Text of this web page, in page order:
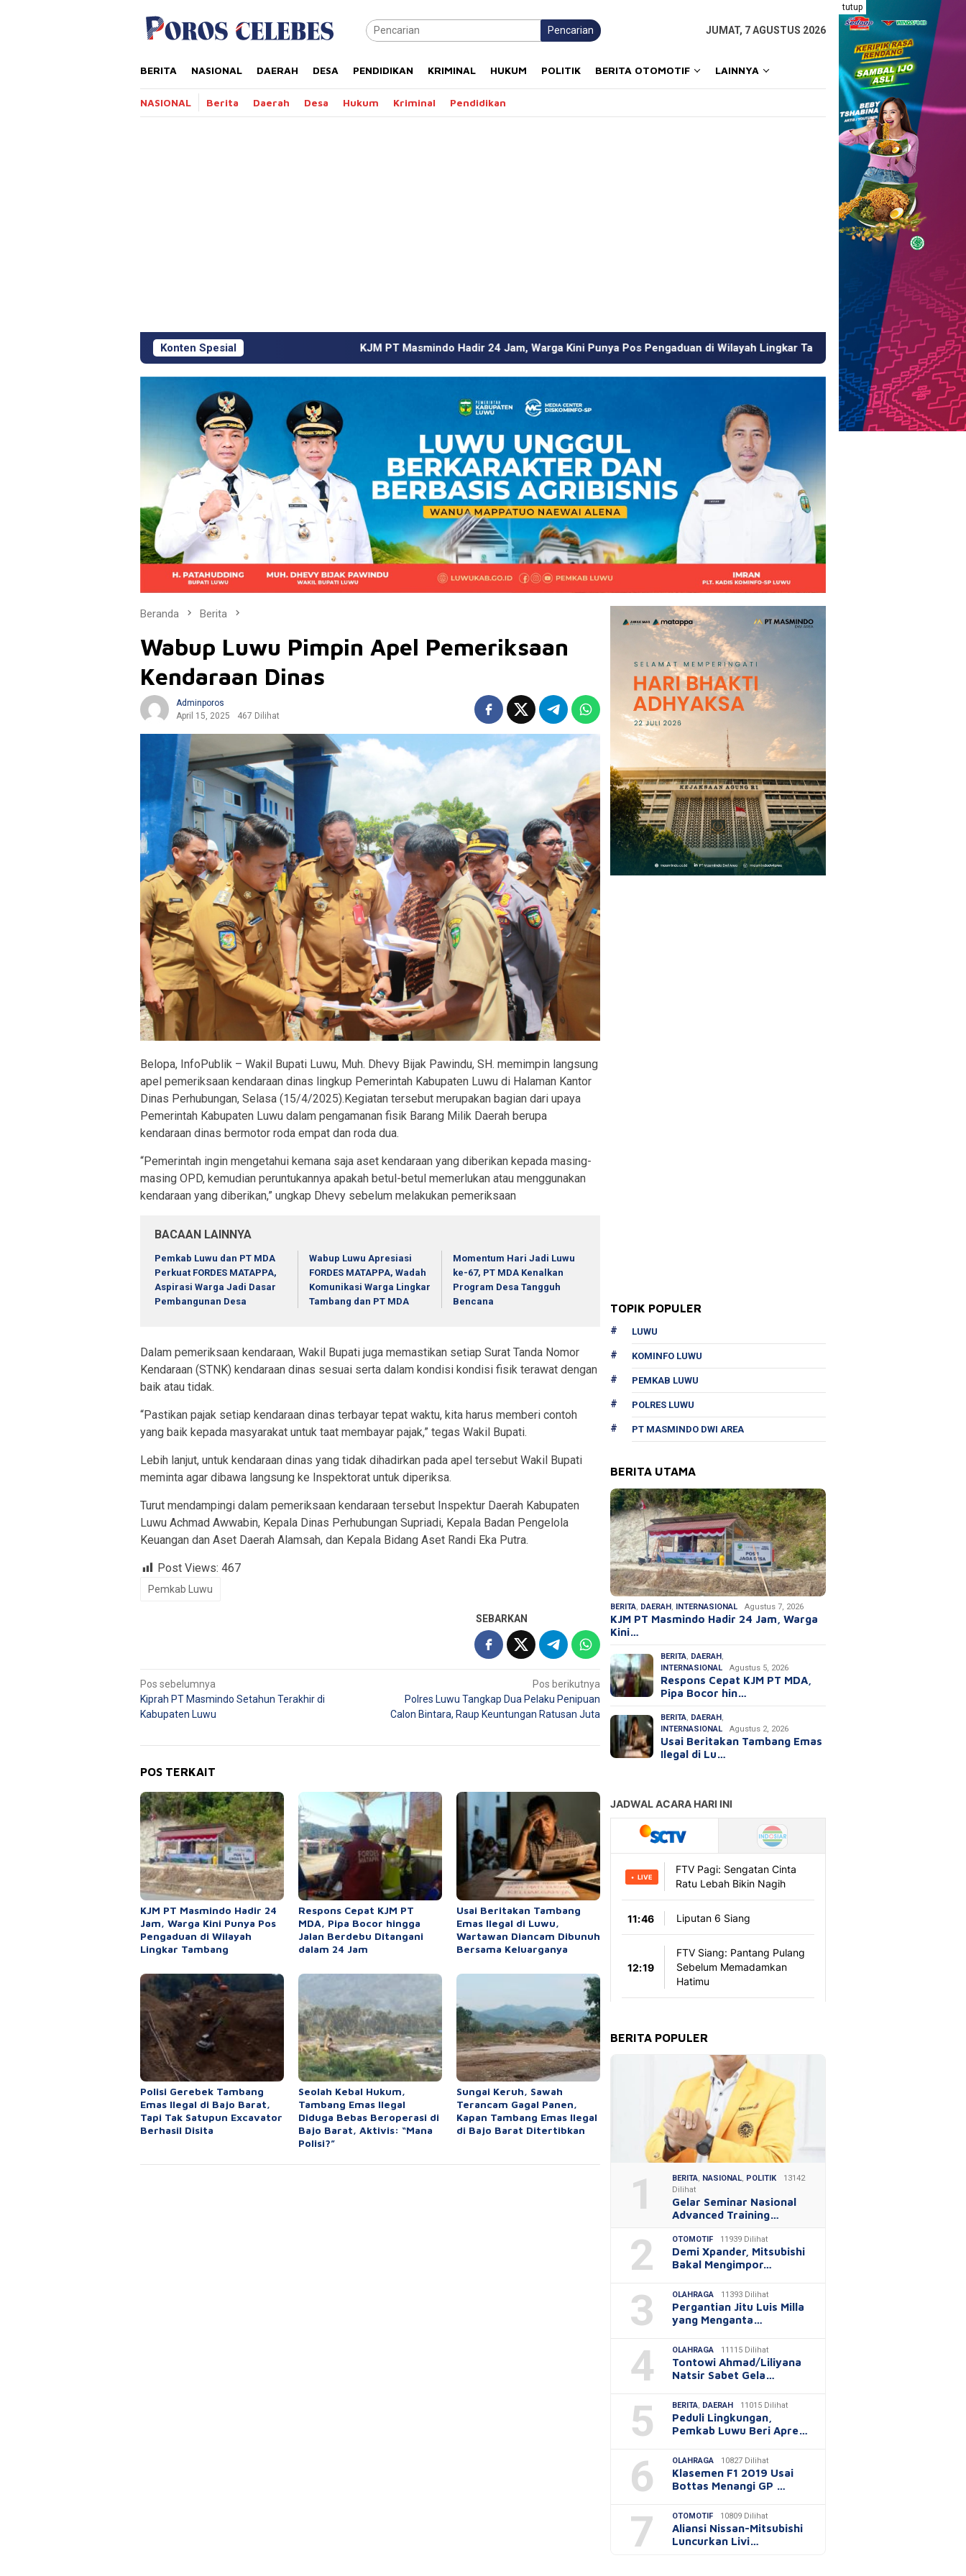
tutup
Pencarian JUMAT, 7 AGUSTUS 2026
BERITA NASIONAL DAERAH DESA PENDIDIKAN KRIMINAL HUKUM POLITIK BERITA OTOMOTIF LAINNYA
NASIONAL Berita Daerah Desa Hukum Kriminal Pendidikan
Konten SpesialKJM PT Masmindo Hadir 24 Jam, Warga Kini Punya Pos Pengaduan di Wilayah Lingkar Tambang Respons Cepat KJM PT MDA, Pipa
Beranda Berita
Wabup Luwu Pimpin Apel Pemeriksaan
Kendaraan Dinas
Adminporos
April 15, 2025
467 Dilihat
Belopa, InfoPublik – Wakil Bupati Luwu, Muh. Dhevy Bijak Pawindu, SH. memimpin langsung
apel pemeriksaan kendaraan dinas lingkup Pemerintah Kabupaten Luwu di Halaman Kantor
Dinas Perhubungan, Selasa (15/4/2025).Kegiatan tersebut merupakan bagian dari upaya
Pemerintah Kabupaten Luwu dalam pengamanan fisik Barang Milik Daerah berupa
kendaraan dinas bermotor roda empat dan roda dua.
“Pemerintah ingin mengetahui kemana saja aset kendaraan yang diberikan kepada masing-
masing OPD, kemudian peruntukannya apakah betul-betul memerlukan atau menggunakan
kendaraan yang diberikan,” ungkap Dhevy sebelum melakukan pemeriksaan
BACAAN LAINNYA
Pemkab Luwu dan PT MDA
Perkuat FORDES MATAPPA,
Aspirasi Warga Jadi Dasar
Pembangunan Desa
Wabup Luwu Apresiasi
FORDES MATAPPA, Wadah
Komunikasi Warga Lingkar
Tambang dan PT MDA
Momentum Hari Jadi Luwu
ke-67, PT MDA Kenalkan
Program Desa Tangguh
Bencana
Dalam pemeriksaan kendaraan, Wakil Bupati juga memastikan setiap Surat Tanda Nomor
Kendaraan (STNK) kendaraan dinas sesuai serta dalam kondisi kondisi fisik terawat dengan
baik atau tidak.
“Pastikan pajak setiap kendaraan dinas terbayar tepat waktu, kita harus memberi contoh
yang baik kepada masyarakat untuk taat membayar pajak,” tegas Wakil Bupati.
Lebih lanjut, untuk kendaraan dinas yang tidak dihadirkan pada apel tersebut Wakil Bupati
meminta agar dibawa langsung ke Inspektorat untuk diperiksa.
Turut mendampingi dalam pemeriksaan kendaraan tersebut Inspektur Daerah Kabupaten
Luwu Achmad Awwabin, Kepala Dinas Perhubungan Supriadi, Kepala Badan Pengelola
Keuangan dan Aset Daerah Alamsah, dan Kepala Bidang Aset Randi Eka Putra.
Post Views: 467
Pemkab Luwu
SEBARKAN
Navigasi
pos
Pos sebelumnya
Kiprah PT Masmindo Setahun Terakhir di
Kabupaten Luwu
Pos berikutnya
Polres Luwu Tangkap Dua Pelaku Penipuan
Calon Bintara, Raup Keuntungan Ratusan Juta
POS TERKAIT
KJM PT Masmindo Hadir 24
Jam, Warga Kini Punya Pos
Pengaduan di Wilayah
Lingkar Tambang
Respons Cepat KJM PT
MDA, Pipa Bocor hingga
Jalan Berdebu Ditangani
dalam 24 Jam
Usai Beritakan Tambang
Emas Ilegal di Luwu,
Wartawan Diancam Dibunuh
Bersama Keluarganya
Polisi Gerebek Tambang
Emas Ilegal di Bajo Barat,
Tapi Tak Satupun Excavator
Berhasil Disita
Seolah Kebal Hukum,
Tambang Emas Ilegal
Diduga Bebas Beroperasi di
Bajo Barat, Aktivis: “Mana
Polisi?”
Sungai Keruh, Sawah
Terancam Gagal Panen,
Kapan Tambang Emas Ilegal
di Bajo Barat Ditertibkan
TOPIK POPULER
LUWU
KOMINFO LUWU
PEMKAB LUWU
POLRES LUWU
PT MASMINDO DWI AREA
BERITA UTAMA
BERITA, DAERAH, INTERNASIONAL Agustus 7, 2026
KJM PT Masmindo Hadir 24 Jam, Warga
Kini…
BERITA, DAERAH,
INTERNASIONAL
Agustus 5, 2026
Respons Cepat KJM PT MDA,
Pipa Bocor hin…
BERITA, DAERAH,
INTERNASIONAL
Agustus 2, 2026
Usai Beritakan Tambang Emas
Ilegal di Lu…
BERITA POPULER
1 BERITA NASIONAL POLITIK
13142
Dilihat
Gelar Seminar Nasional
Advanced Training…
2 OTOMOTIF 11939 Dilihat
Demi Xpander, Mitsubishi
Bakal Mengimpor…
3 OLAHRAGA 11393 Dilihat
Pergantian Jitu Luis Milla
yang Menganta…
4 OLAHRAGA 11115 Dilihat
Tontowi Ahmad/Liliyana
Natsir Sabet Gela…
5 BERITA DAERAH 11015 Dilihat
Peduli Lingkungan,
Pemkab Luwu Beri Apre…
6 OLAHRAGA 10827 Dilihat
Klasemen F1 2019 Usai
Bottas Menangi GP …
7 OTOMOTIF 10809 Dilihat
Aliansi Nissan-Mitsubishi
Luncurkan Livi…